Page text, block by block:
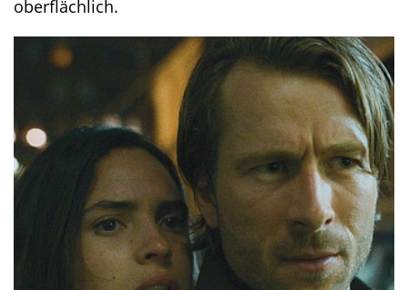
oberflächlich.